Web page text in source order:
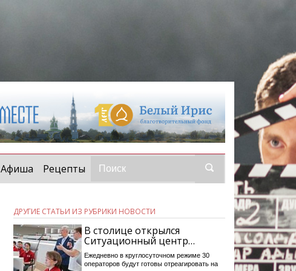
Афиша Рецепты
ДРУГИЕ СТАТЬИ ИЗ РУБРИКИ НОВОСТИ
В столице открылся
Ситуационный центр…
Ежедневно в круглосуточном режиме 30
операторов будут готовы отреагировать на